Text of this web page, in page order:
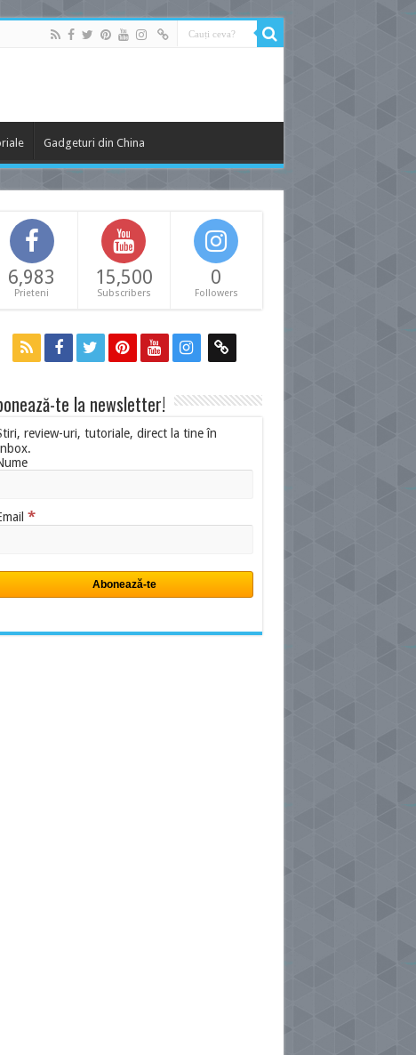
Gadgeturi din China
6,983
Prieteni
15,500
Subscribers
0
Followers
te la newsletter!
review-uri, tutoriale, direct la tine în
*